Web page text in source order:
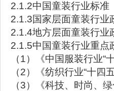
2.1.2中国童装行业标准
2.1.3国家层面童装行业
2.1.4地方层面童装行业
2.1.5中国童装行业重点
（1）《中国服装行业“
（2）《纺织行业“十四
（3）《科技、时尚、